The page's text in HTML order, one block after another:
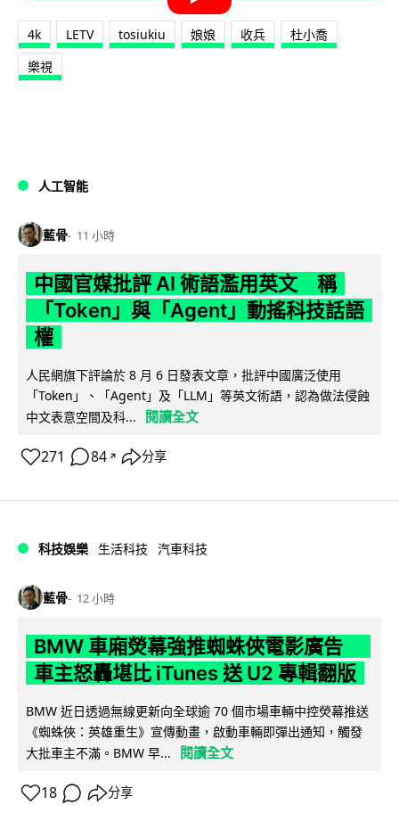
4k LETV tosiukiu 娘娘 收兵
杜小喬
樂視
人工智能
藍骨 11 小時
中國官媒批評 AI 術語濫用英文 稱
「Token」與「Agent」動搖科技話語
權
人民網旗下評論於 8 月 6 日發表文章，批評中國廣泛使用
「Token」、「Agent」及「LLM」等英文術語，認為做法侵蝕
中文表意空間及科...
閱讀全文
271 84 ↗ 分享
科技娛樂 生活科技 汽車科技
藍骨 12 小時
BMW 車廂熒幕強推蜘蛛俠電影廣告
車主怒轟堪比 iTunes 送 U2 專輯翻版
BMW 近日透過無線更新向全球逾 70 個市場車輛中控熒幕推送
《蜘蛛俠：英雄重生》宣傳動畫，啟動車輛即彈出通知，觸發
大批車主不滿。BMW 早...
閱讀全文
18 分享